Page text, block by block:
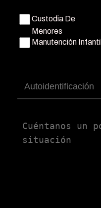
Custodia De
Menores
Manutención Infantil
Autoidentificación
Untitled